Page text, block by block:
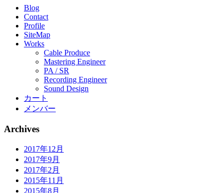
Blog
Contact
Profile
SiteMap
Works
Cable Produce
Mastering Engineer
PA / SR
Recording Engineer
Sound Design
カート
メンバー
Archives
2017年12月
2017年9月
2017年2月
2015年11月
2015年8月